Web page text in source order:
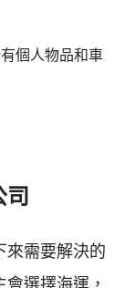
個人物品和車
司
來需要解決的
選擇海運，